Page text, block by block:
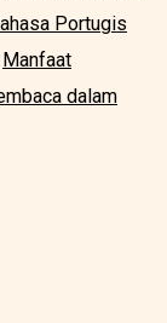
Portugis
Manfaat
dalam